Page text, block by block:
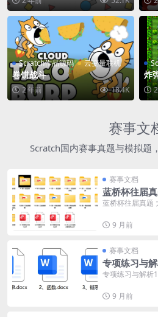
Scratch作品源码 云变量联机
卷饼战斗
2 年前 18.4K
炸
赛事文
Scratch国内赛事真题与模拟题
赛事文档
蓝桥杯往届
蓝桥杯往届真题
9 月前
赛事文档
专项练习与
专项练习与解析
9 月前